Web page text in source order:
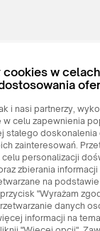
Sp. z o. o.
cookies w
i nasi partnerzy,
celu zapewnienia
stałego
zainteresowań.
celu personalizacji
zbierania
na
"Wyrażam
danych
informacji na